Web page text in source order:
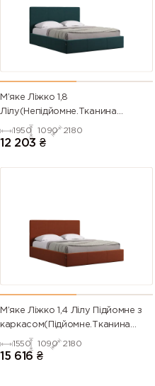
М’яке Ліжко 1,8
Лілу(Непідйомне.Тканина
TIFFANY,під замовлення)
1950 1090 2180
12 203 ₴
М’яке Ліжко 1,4 Лілу Підйомне з
каркасом(Підйомне.Тканина
TIFFANY)
1550 1090 2180
15 616 ₴